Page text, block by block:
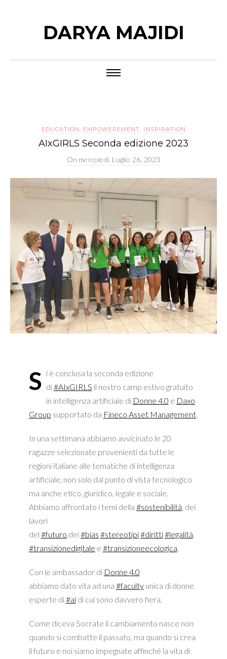
DARYA MAJIDI
EDUCATION , EMPOWEREMENT, INSPIRATION
AIxGIRLS Seconda edizione 2023
On mercoledì, Luglio 26, 2023
S i è conclusa la seconda edizione
di#AIxGIRLS il nostro camp estivo gratuito
in intelligenza artificiale di Donne 4.0 e Daxo
Group supportato da Fineco Asset Management.
In una settimana abbiamo avvicinato le 20
ragazze selezionate provenienti da tutte le
regioni italiane alle tematiche di intelligenza
artificiale, non solo dal punto di vista tecnologico
ma anche etico, giuridico, legale e sociale.
Abbiamo affrontato i temi della #sostenibilità, dei
lavori
del #futuro,dei#bias #stereotipi#diritti#legalità,
#transizionedigitale e #transizioneecologica.
Con le ambassador di Donne 4.0
abbiamo dato vita ad una #facultyunica di donne
esperte di#aidi cui sono davvero fiera.
Come diceva Socrate il cambiamento nasce non
quando si combatte il passato, ma quando si crea
il futuro e noi siamo impegnate affinché la vita di